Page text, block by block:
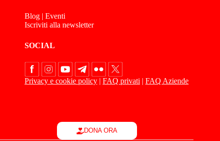
Blog | Eventi
Iscriviti alla newsletter
SOCIAL
Privacy e cookie policy | FAQ privati | FAQ Aziende
DONA ORA